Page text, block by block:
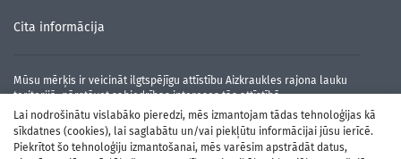
Lai nodrošinātu vislabāko pieredzi, mēs izmantojam tādas tehnoloģijas kā
sīkdatnes (cookies), lai saglabātu un/vai piekļūtu informācijai jūsu ierīcē.
Piekrītot šo tehnoloģiju izmantošanai, mēs varēsim apstrādāt datus,
Cita informācija
Mūsu mērķis ir veicināt ilgtspējīgu attīstību Aizkraukles rajona lauku
teritorijā, pārstāvot sabiedrības intereses tās attīstībā.